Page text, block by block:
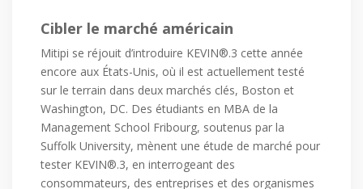
Cibler le marché américain
Mitipi se réjouit d’introduire KEVIN®.3 cette année
encore aux États-Unis, où il est actuellement testé
sur le terrain dans deux marchés clés, Boston et
Washington, DC. Des étudiants en MBA de la
Management School Fribourg, soutenus par la
Suffolk University, mènent une étude de marché pour
tester KEVIN®.3, en interrogeant des
consommateurs, des entreprises et des organismes